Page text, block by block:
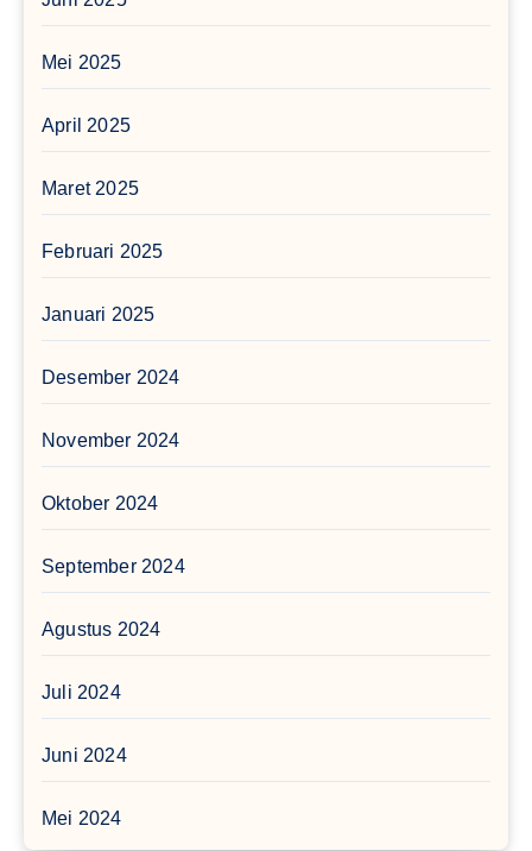
Mei 2025
April 2025
Maret 2025
Februari 2025
Januari 2025
Desember 2024
November 2024
Oktober 2024
September 2024
Agustus 2024
Juli 2024
Juni 2024
Mei 2024